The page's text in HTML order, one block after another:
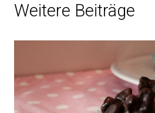
Weitere Beiträge